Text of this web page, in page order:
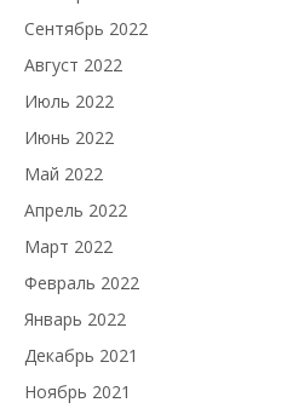
Сентябрь 2022
Август 2022
Июль 2022
Июнь 2022
Май 2022
Апрель 2022
Март 2022
Февраль 2022
Январь 2022
Декабрь 2021
Ноябрь 2021